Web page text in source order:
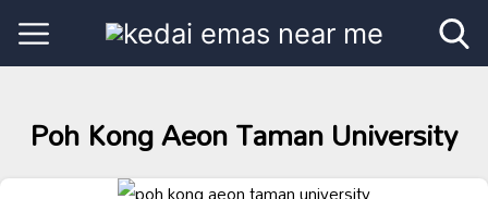
Poh Kong Aeon Taman University